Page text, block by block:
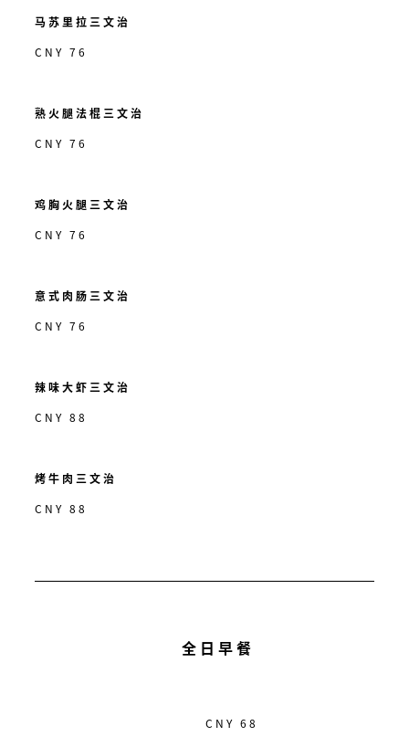
马苏里拉三文治
CNY 76
熟火腿法棍三文治
CNY 76
鸡胸火腿三文治
CNY 76
意式肉肠三文治
CNY 76
辣味大虾三文治
CNY 88
烤牛肉三文治
CNY 88
全日早餐
CNY 68